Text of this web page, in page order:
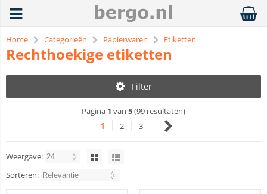
Home Categorieën Papierwaren Etiketten
Rechthoekige etiketten
Filter
Pagina 1 van 5(99 resultaten)
1 2 3
Weergave:
Sorteren: